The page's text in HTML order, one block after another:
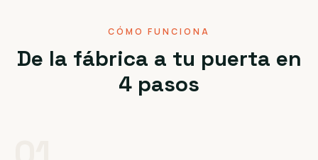
CÓMO FUNCIONA
De la fábrica a tu puerta en
4 pasos